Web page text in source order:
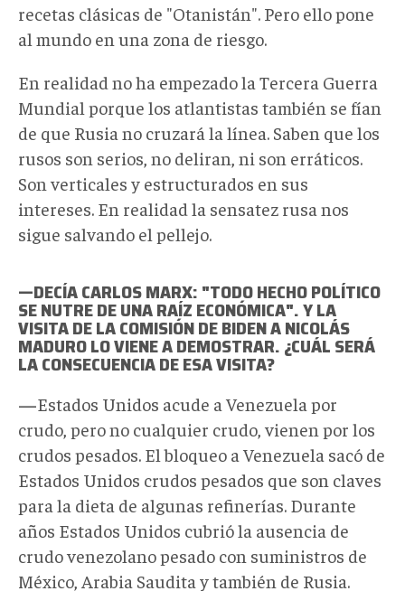
recetas clásicas de "Otanistán". Pero ello pone
al mundo en una zona de riesgo.
En realidad no ha empezado la Tercera Guerra
Mundial porque los atlantistas también se fían
de que Rusia no cruzará la línea. Saben que los
rusos son serios, no deliran, ni son erráticos.
Son verticales y estructurados en sus
intereses. En realidad la sensatez rusa nos
sigue salvando el pellejo.
—DECÍA CARLOS MARX: "TODO HECHO POLÍTICO
SE NUTRE DE UNA RAÍZ ECONÓMICA". Y LA
VISITA DE LA COMISIÓN DE BIDEN A NICOLÁS
MADURO LO VIENE A DEMOSTRAR. ¿CUÁL SERÁ
LA CONSECUENCIA DE ESA VISITA?
—Estados Unidos acude a Venezuela por
crudo, pero no cualquier crudo, vienen por los
crudos pesados. El bloqueo a Venezuela sacó de
Estados Unidos crudos pesados que son claves
para la dieta de algunas refinerías. Durante
años Estados Unidos cubrió la ausencia de
crudo venezolano pesado con suministros de
México, Arabia Saudita y también de Rusia.